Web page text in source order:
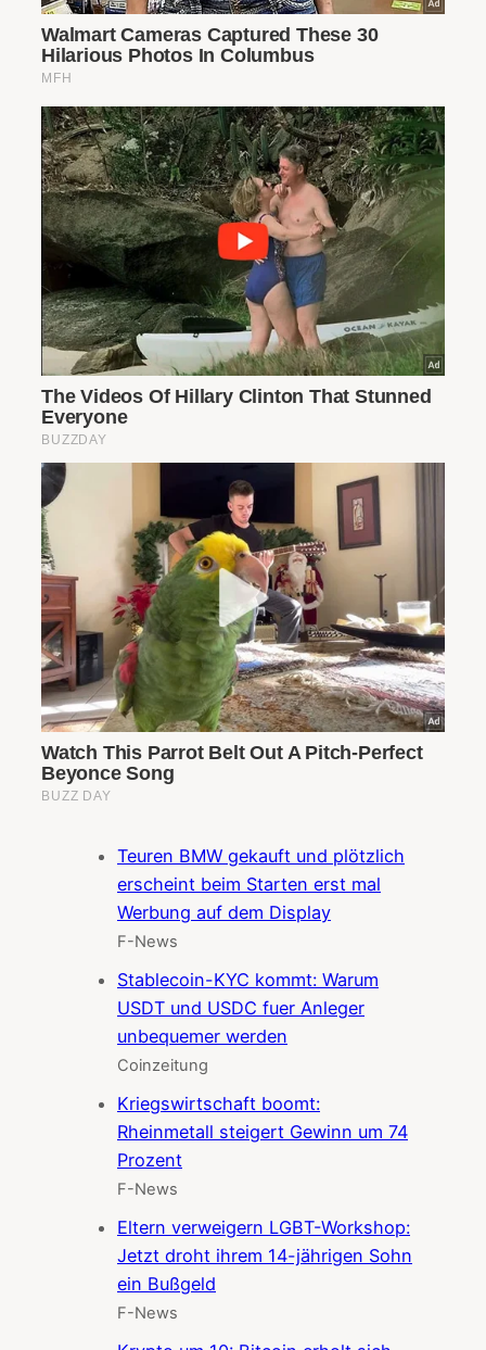
Teuren BMW gekauft und plötzlich
erscheint beim Starten erst mal
Werbung auf dem Display
F-News
Stablecoin-KYC kommt: Warum
USDT und USDC fuer Anleger
unbequemer werden
Coinzeitung
Kriegswirtschaft boomt:
Rheinmetall steigert Gewinn um 74
Prozent
F-News
Eltern verweigern LGBT-Workshop:
Jetzt droht ihrem 14-jährigen Sohn
ein Bußgeld
F-News